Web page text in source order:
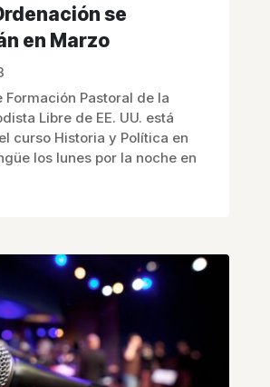
se
en Marzo
Formación Pastoral de la
Libre de EE. UU. está
curso Historia y Política en
los lunes por la noche en